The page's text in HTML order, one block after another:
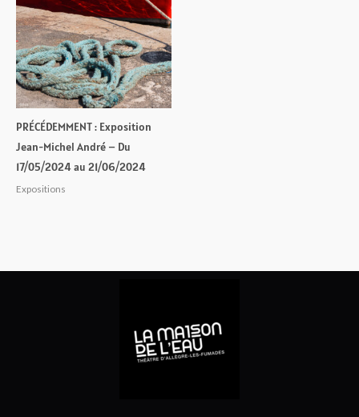
PRÉCÉDEMMENT : Exposition
Jean-Michel André – Du
17/05/2024 au 21/06/2024
Expositions